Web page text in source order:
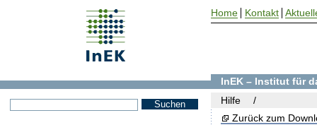
Zurück zum
InEK – Institut für
Hilfe
Home Kontakt